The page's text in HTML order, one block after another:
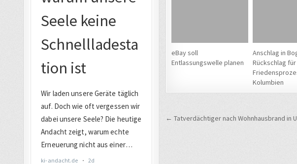
eBay soll
Entlassungswelle planen
Anschlag in
Rückschlag
Kolumbien
Beitragsnavigation
← Tatverdächtiger nach Wohnhausbrand in